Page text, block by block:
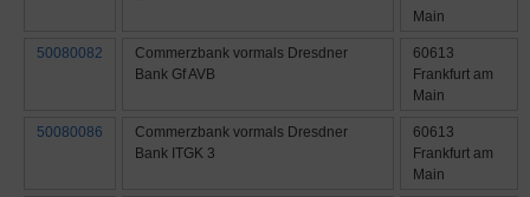
Main
50080082
Commerzbank vormals Dresdner
Bank Gf AVB
60613
Frankfurt am
Main
50080086
Commerzbank vormals Dresdner
Bank ITGK 3
60613
Frankfurt am
Main